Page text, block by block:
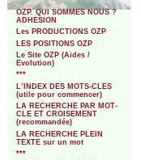
OZP. QUI SOMMES NOUS ?
ADHESION
Les PRODUCTIONS OZP
LES POSITIONS OZP
Le Site OZP (Aides /
Evolution)
***
L’INDEX DES MOTS-CLES
(utile pour commencer)
LA RECHERCHE PAR MOT-
CLE ET CROISEMENT
(recommandée)
LA RECHERCHE PLEIN
TEXTE sur un mot
***